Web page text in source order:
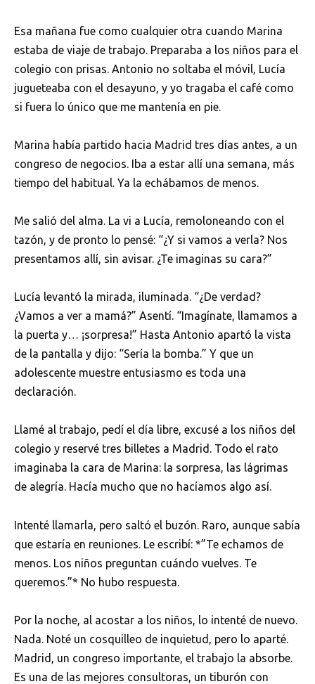
Esa mañana fue como cualquier otra cuando Marina
estaba de viaje de trabajo. Preparaba a los niños para el
colegio con prisas. Antonio no soltaba el móvil, Lucía
jugueteaba con el desayuno, y yo tragaba el café como
si fuera lo único que me mantenía en pie.
Marina había partido hacia Madrid tres días antes, a un
congreso de negocios. Iba a estar allí una semana, más
tiempo del habitual. Ya la echábamos de menos.
Me salió del alma. La vi a Lucía, remoloneando con el
tazón, y de pronto lo pensé: “¿Y si vamos a verla? Nos
presentamos allí, sin avisar. ¿Te imaginas su cara?”
Lucía levantó la mirada, iluminada. “¿De verdad?
¿Vamos a ver a mamá?” Asentí. “Imagínate, llamamos a
la puerta y… ¡sorpresa!” Hasta Antonio apartó la vista
de la pantalla y dijo: “Sería la bomba.” Y que un
adolescente muestre entusiasmo es toda una
declaración.
Llamé al trabajo, pedí el día libre, excusé a los niños del
colegio y reservé tres billetes a Madrid. Todo el rato
imaginaba la cara de Marina: la sorpresa, las lágrimas
de alegría. Hacía mucho que no hacíamos algo así.
Intenté llamarla, pero saltó el buzón. Raro, aunque sabía
que estaría en reuniones. Le escribí: *”Te echamos de
menos. Los niños preguntan cuándo vuelves. Te
queremos.”* No hubo respuesta.
Por la noche, al acostar a los niños, lo intenté de nuevo.
Nada. Noté un cosquilleo de inquietud, pero lo aparté.
Madrid, un congreso importante, el trabajo la absorbe.
Es una de las mejores consultoras, un tiburón con